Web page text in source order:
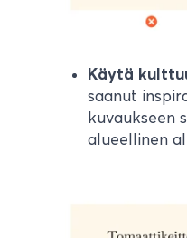
Käytä
saanut
kuvaukseen
alueellinen